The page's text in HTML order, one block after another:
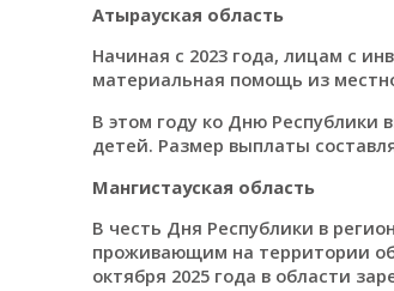
Атырауская область
Начиная с 2023 года, лицам с
материальная помощь из
В этом году ко Дню Республики
детей. Размер выплаты
Мангистауская область
В честь Дня Республики в
проживающим на территории
октября 2025 года в области